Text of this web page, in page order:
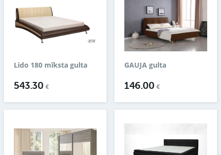
Lido 180 mīksta gulta
543.30€
GAUJA gulta
146.00€